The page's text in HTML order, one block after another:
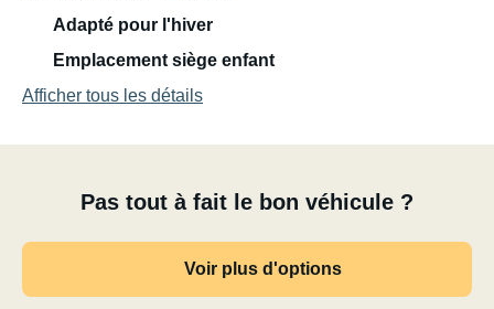
Adapté pour l'hiver
Emplacement siège enfant
Afficher tous les détails
Pas tout à fait le bon véhicule ?
Voir plus d'options